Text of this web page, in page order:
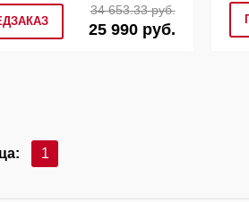
34 653.33 руб.
25 990 руб.
1